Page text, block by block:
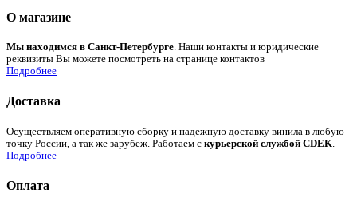
О магазине
Мы находимся в Санкт-Петербурге. Наши контакты и юридические
реквизиты Вы можете посмотреть на странице контактов
Подробнее
Доставка
Осуществляем оперативную сборку и надежную доставку винила в любую
точку России, а так же зарубеж. Работаем с курьерской службой CDEK
Подробнее
Оплата